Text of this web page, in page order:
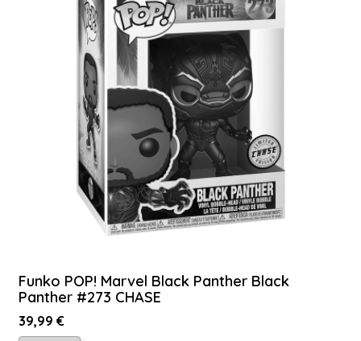
Funko POP! Marvel Black Panther Black
Panther #273 CHASE
39,99 €